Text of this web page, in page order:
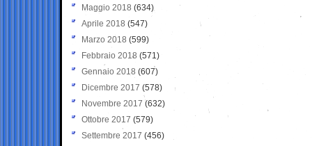
Maggio 2018 (634)
Aprile 2018 (547)
Marzo 2018 (599)
Febbraio 2018 (571)
Gennaio 2018 (607)
Dicembre 2017 (578)
Novembre 2017 (632)
Ottobre 2017 (579)
Settembre 2017 (456)